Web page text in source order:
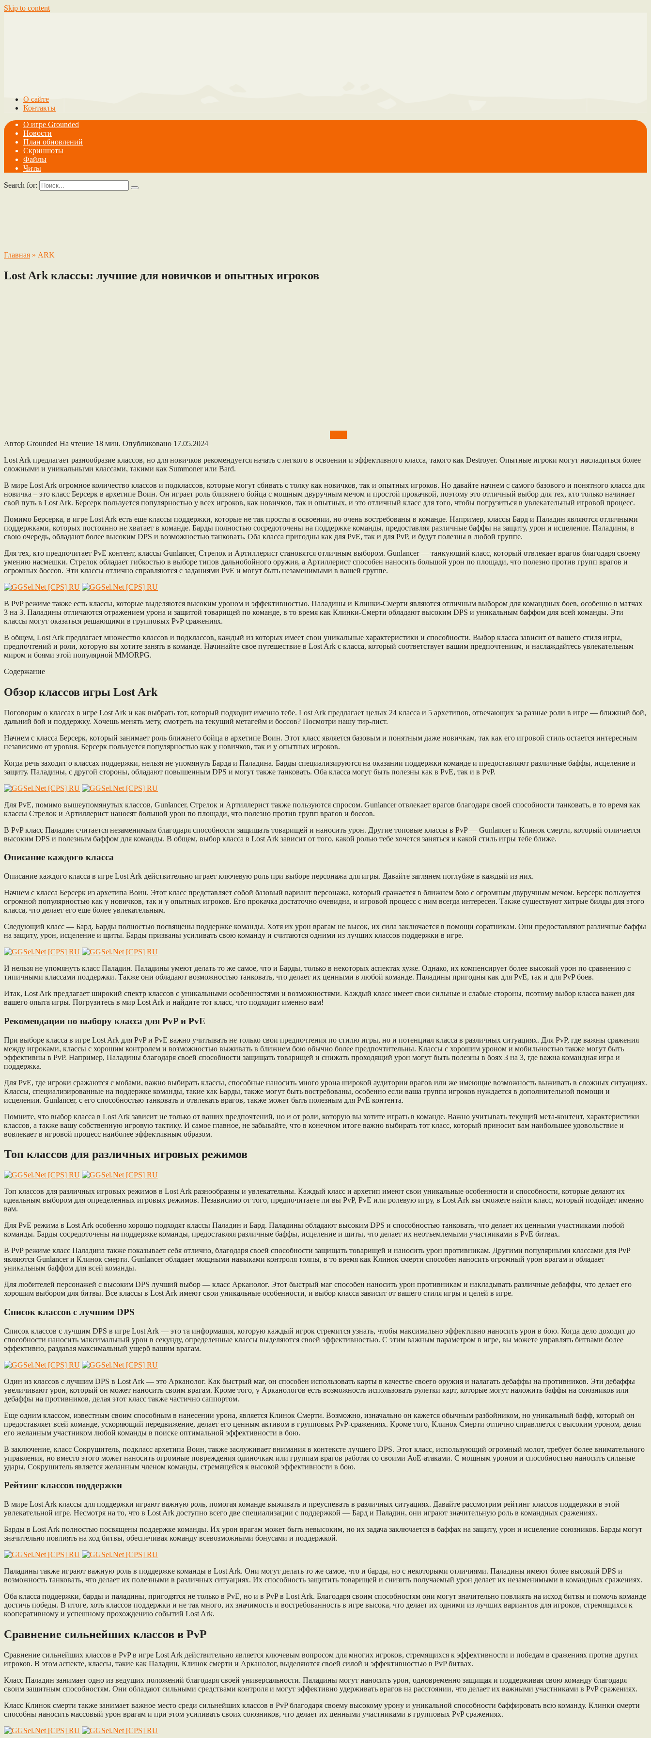
Skip to content
О сайте
Контакты
О игре Grounded
Новости
План обновлений
Скриншоты
Файлы
Читы
Search for:
Главная » ARK
Lost Ark классы: лучшие для новичков и опытных игроков
Автор Grounded На чтение 18 мин. Опубликовано 17.05.2024
Lost Ark предлагает разнообразие классов, но для новичков рекомендуется начать с легкого в освоении и эффективного класса, такого как Destroyer. Опытные игроки могут насладиться более
сложными и уникальными классами, такими как Summoner или Bard.
В мире Lost Ark огромное количество классов и подклассов, которые могут сбивать с толку как новичков, так и опытных игроков. Но давайте начнем с самого базового и понятного класса для
новичка – это класс Берсерк в архетипе Воин. Он играет роль ближнего бойца с мощным двуручным мечом и простой прокачкой, поэтому это отличный выбор для тех, кто только начинает
свой путь в Lost Ark. Берсерк пользуется популярностью у всех игроков, как новичков, так и опытных, и это отличный класс для того, чтобы погрузиться в увлекательный игровой процесс.
Помимо Берсерка, в игре Lost Ark есть еще классы поддержки, которые не так просты в освоении, но очень востребованы в команде. Например, классы Бард и Паладин являются отличными
поддержками, которых постоянно не хватает в команде. Барды полностью сосредоточены на поддержке команды, предоставляя различные баффы на защиту, урон и исцеление. Паладины, в
свою очередь, обладают более высоким DPS и возможностью танковать. Оба класса пригодны как для PvE, так и для PvP, и будут полезны в любой группе.
Для тех, кто предпочитает PvE контент, классы Gunlancer, Стрелок и Артиллерист становятся отличным выбором. Gunlancer — танкующий класс, который отвлекает врагов благодаря своему
умению насмешки. Стрелок обладает гибкостью в выборе типов дальнобойного оружия, а Артиллерист способен наносить большой урон по площади, что полезно против групп врагов и
огромных боссов. Эти классы отлично справляются с заданиями PvE и могут быть незаменимыми в вашей группе.
В PvP режиме также есть классы, которые выделяются высоким уроном и эффективностью. Паладины и Клинки-Смерти являются отличным выбором для командных боев, особенно в матчах
3 на 3. Паладины отличаются отражением урона и защитой товарищей по команде, в то время как Клинки-Смерти обладают высоким DPS и уникальным баффом для всей команды. Эти
классы могут оказаться решающими в групповых PvP сражениях.
В общем, Lost Ark предлагает множество классов и подклассов, каждый из которых имеет свои уникальные характеристики и способности. Выбор класса зависит от вашего стиля игры,
предпочтений и роли, которую вы хотите занять в команде. Начинайте свое путешествие в Lost Ark с класса, который соответствует вашим предпочтениям, и наслаждайтесь увлекательным
миром и боями этой популярной MMORPG.
Содержание
Обзор классов игры Lost Ark
Поговорим о классах в игре Lost Ark и как выбрать тот, который подходит именно тебе. Lost Ark предлагает целых 24 класса и 5 архетипов, отвечающих за разные роли в игре — ближний бой,
дальний бой и поддержку. Хочешь менять мету, смотреть на текущий метагейм и боссов? Посмотри нашу тир-лист.
Начнем с класса Берсерк, который занимает роль ближнего бойца в архетипе Воин. Этот класс является базовым и понятным даже новичкам, так как его игровой стиль остается интересным
независимо от уровня. Берсерк пользуется популярностью как у новичков, так и у опытных игроков.
Когда речь заходит о классах поддержки, нельзя не упомянуть Барда и Паладина. Барды специализируются на оказании поддержки команде и предоставляют различные баффы, исцеление и
защиту. Паладины, с другой стороны, обладают повышенным DPS и могут также танковать. Оба класса могут быть полезны как в PvE, так и в PvP.
Для PvE, помимо вышеупомянутых классов, Gunlancer, Стрелок и Артиллерист также пользуются спросом. Gunlancer отвлекает врагов благодаря своей способности танковать, в то время как
классы Стрелок и Артиллерист наносят большой урон по площади, что полезно против групп врагов и боссов.
В PvP класс Паладин считается незаменимым благодаря способности защищать товарищей и наносить урон. Другие топовые классы в PvP — Gunlancer и Клинок смерти, который отличается
высоким DPS и полезным баффом для команды. В общем, выбор класса в Lost Ark зависит от того, какой ролью тебе хочется заняться и какой стиль игры тебе ближе.
Описание каждого класса
Описание каждого класса в игре Lost Ark действительно играет ключевую роль при выборе персонажа для игры. Давайте заглянем поглубже в каждый из них.
Начнем с класса Берсерк из архетипа Воин. Этот класс представляет собой базовый вариант персонажа, который сражается в ближнем бою с огромным двуручным мечом. Берсерк пользуется
огромной популярностью как у новичков, так и у опытных игроков. Его прокачка достаточно очевидна, и игровой процесс с ним всегда интересен. Также существуют хитрые билды для этого
класса, что делает его еще более увлекательным.
Следующий класс — Бард. Барды полностью посвящены поддержке команды. Хотя их урон врагам не высок, их сила заключается в помощи соратникам. Они предоставляют различные баффы
на защиту, урон, исцеление и щиты. Барды призваны усиливать свою команду и считаются одними из лучших классов поддержки в игре.
И нельзя не упомянуть класс Паладин. Паладины умеют делать то же самое, что и Барды, только в некоторых аспектах хуже. Однако, их компенсирует более высокий урон по сравнению с
типичными классами поддержки. Также они обладают возможностью танковать, что делает их ценными в любой команде. Паладины пригодны как для PvE, так и для PvP боев.
Итак, Lost Ark предлагает широкий спектр классов с уникальными особенностями и возможностями. Каждый класс имеет свои сильные и слабые стороны, поэтому выбор класса важен для
вашего опыта игры. Погрузитесь в мир Lost Ark и найдите тот класс, что подходит именно вам!
Рекомендации по выбору класса для PvP и PvE
При выборе класса в игре Lost Ark для PvP и PvE важно учитывать не только свои предпочтения по стилю игры, но и потенциал класса в различных ситуациях. Для PvP, где важны сражения
между игроками, классы с хорошим контролем и возможностью выживать в ближнем бою обычно более предпочтительны. Классы с хорошим уроном и мобильностью также могут быть
эффективны в PvP. Например, Паладины благодаря своей способности защищать товарищей и снижать проходящий урон могут быть полезны в боях 3 на 3, где важна командная игра и
поддержка.
Для PvE, где игроки сражаются с мобами, важно выбирать классы, способные наносить много урона широкой аудитории врагов или же имеющие возможность выживать в сложных ситуациях.
Классы, специализированные на поддержке команды, такие как Барды, также могут быть востребованы, особенно если ваша группа игроков нуждается в дополнительной помощи и
исцелении. Gunlancer, с его способностью танковать и отвлекать врагов, также может быть полезным для PvE контента.
Помните, что выбор класса в Lost Ark зависит не только от ваших предпочтений, но и от роли, которую вы хотите играть в команде. Важно учитывать текущий мета-контент, характеристики
классов, а также вашу собственную игровую тактику. И самое главное, не забывайте, что в конечном итоге важно выбирать тот класс, который приносит вам наибольшее удовольствие и
вовлекает в игровой процесс наиболее эффективным образом.
Топ классов для различных игровых режимов
Топ классов для различных игровых режимов в Lost Ark разнообразны и увлекательны. Каждый класс и архетип имеют свои уникальные особенности и способности, которые делают их
идеальным выбором для определенных игровых режимов. Независимо от того, предпочитаете ли вы PvP, PvE или ролевую игру, в Lost Ark вы сможете найти класс, который подойдет именно
вам.
Для PvE режима в Lost Ark особенно хорошо подходят классы Паладин и Бард. Паладины обладают высоким DPS и способностью танковать, что делает их ценными участниками любой
команды. Барды сосредоточены на поддержке команды, предоставляя различные баффы, исцеление и щиты, что делает их неотъемлемыми участниками в PvE битвах.
В PvP режиме класс Паладина также показывает себя отлично, благодаря своей способности защищать товарищей и наносить урон противникам. Другими популярными классами для PvP
являются Gunlancer и Клинок смерти. Gunlancer обладает мощными навыками контроля толпы, в то время как Клинок смерти способен наносить огромный урон врагам и обладает
уникальным баффом для всей команды.
Для любителей персонажей с высоким DPS лучший выбор — класс Арканолог. Этот быстрый маг способен наносить урон противникам и накладывать различные дебаффы, что делает его
хорошим выбором для битвы. Все классы в Lost Ark имеют свои уникальные особенности, и выбор класса зависит от вашего стиля игры и целей в игре.
Список классов с лучшим DPS
Список классов с лучшим DPS в игре Lost Ark — это та информация, которую каждый игрок стремится узнать, чтобы максимально эффективно наносить урон в бою. Когда дело доходит до
способности наносить максимальный урон в секунду, определенные классы выделяются своей эффективностью. С этим важным параметром в игре, вы можете управлять битвами более
эффективно, раздавая максимальный ущерб вашим врагам.
Один из классов с лучшим DPS в Lost Ark — это Арканолог. Как быстрый маг, он способен использовать карты в качестве своего оружия и налагать дебаффы на противников. Эти дебаффы
увеличивают урон, который он может наносить своим врагам. Кроме того, у Арканологов есть возможность использовать рулетки карт, которые могут наложить баффы на союзников или
дебаффы на противников, делая этот класс также частично саппортом.
Еще одним классом, известным своим способным в нанесении урона, является Клинок Смерти. Возможно, изначально он кажется обычным разбойником, но уникальный бафф, который он
предоставляет всей команде, ускоряющий передвижение, делает его ценным активом в групповых PvP-сражениях. Кроме того, Клинок Смерти отлично справляется с высоким уроном, делая
его желанным участником любой команды в поиске оптимальной эффективности в бою.
В заключение, класс Сокрушитель, подкласс архетипа Воин, также заслуживает внимания в контексте лучшего DPS. Этот класс, использующий огромный молот, требует более внимательного
управления, но вместо этого может наносить огромные повреждения одиночкам или группам врагов работая со своими АоЕ-атаками. С мощным уроном и способностью наносить сильные
удары, Сокрушитель является желанным членом команды, стремящейся к высокой эффективности в бою.
Рейтинг классов поддержки
В мире Lost Ark классы для поддержки играют важную роль, помогая команде выживать и преуспевать в различных ситуациях. Давайте рассмотрим рейтинг классов поддержки в этой
увлекательной игре. Несмотря на то, что в Lost Ark доступно всего две специализации с поддержкой — Бард и Паладин, они играют значительную роль в командных сражениях.
Барды в Lost Ark полностью посвящены поддержке команды. Их урон врагам может быть невысоким, но их задача заключается в баффах на защиту, урон и исцеление союзников. Барды могут
значительно повлиять на ход битвы, обеспечивая команду всевозможными бонусами и поддержкой.
Паладины также играют важную роль в поддержке команды в Lost Ark. Они могут делать то же самое, что и барды, но с некоторыми отличиями. Паладины имеют более высокий DPS и
возможность танковать, что делает их полезными в различных ситуациях. Их способность защитить товарищей и снизить получаемый урон делает их незаменимыми в командных сражениях.
Оба класса поддержки, барды и паладины, пригодятся не только в PvE, но и в PvP в Lost Ark. Благодаря своим способностям они могут значительно повлиять на исход битвы и помочь команде
достичь победы. В итоге, хоть классов поддержки и не так много, их значимость и востребованность в игре высока, что делает их одними из лучших вариантов для игроков, стремящихся к
кооперативному и успешному прохождению событий Lost Ark.
Сравнение сильнейших классов в PvP
Сравнение сильнейших классов в PvP в игре Lost Ark действительно является ключевым вопросом для многих игроков, стремящихся к эффективности и победам в сражениях против других
игроков. В этом аспекте, классы, такие как Паладин, Клинок смерти и Арканолог, выделяются своей силой и эффективностью в PvP битвах.
Класс Паладин занимает одно из ведущих положений благодаря своей универсальности. Паладины могут наносить урон, одновременно защищая и поддерживая свою команду благодаря
своим защитным способностям. Они обладают сильными средствами контроля и могут эффективно удерживать врагов на расстоянии, что делает их важными участниками в PvP сражениях.
Класс Клинок смерти также занимает важное место среди сильнейших классов в PvP благодаря своему высокому урону и уникальной способности баффировать всю команду. Клинки смерти
способны наносить массовый урон врагам и при этом усиливать своих союзников, что делает их ценными участниками в групповых PvP сражениях.